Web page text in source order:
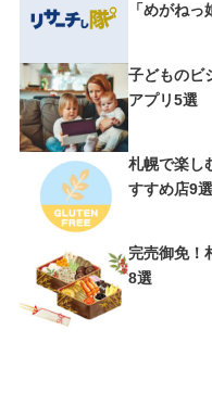
「めがね
子どものビ
アプリ5選
札幌で楽し
すすめ店9
完売御免！
8選